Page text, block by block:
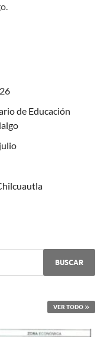
de Educación
VER TODO